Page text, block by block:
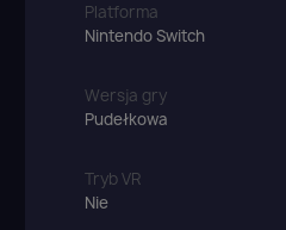
Platforma
Nintendo Switch
Wersja gry
Pudełkowa
Tryb VR
Nie